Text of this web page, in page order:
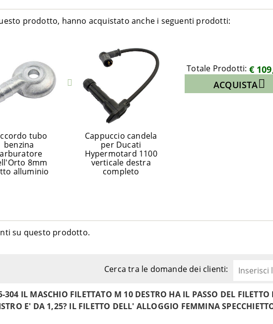
prodotto, hanno acquistato anche i seguenti prodotti:
tubo
benzina
8mm
alluminio
Cappuccio candela
per Ducati
Hypermotard 1100
verticale destra
completo
Totale Prodotti: €
ACQUISTA
su questo prodotto.
Cerca tra le domande dei clienti:
IL MASCHIO FILETTATO M 10 DESTRO HA IL PASSO DEL FILETTO
E' DA 1,25? IL FILETTO DELL' ALLOGGIO FEMMINA